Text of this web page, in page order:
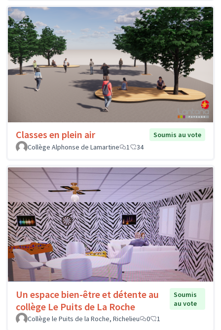
Classes en plein air
Soumis au vote
Collège Alphonse de Lamartine
1 34
Un espace bien-être et détente au
collège Le Puits de La Roche
Soumis
au vote
Collège le Puits de la Roche, Richelieu
0 1